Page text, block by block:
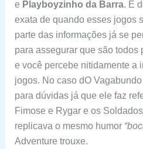
e Playboyzinho da Barra. É
exata de quando esses jogos
parte das informações já se
para assegurar que são todos
e você percebe nitidamente a
jogos. No caso dO
para dúvidas já que ele faz
Fimose e Rygar e os
replicava o mesmo humor
Adventure trouxe.